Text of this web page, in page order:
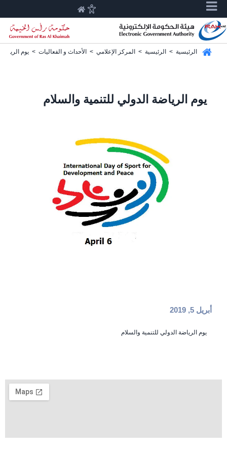
الرئيسية > الرئيسية > المركز الإعلامي > الأحداث و الفعاليات > يوم
يوم الرياضة الدولي للتنمية والسلام
أبريل 5, 2019
يوم الرياضة الدولي للتنمية والسلام